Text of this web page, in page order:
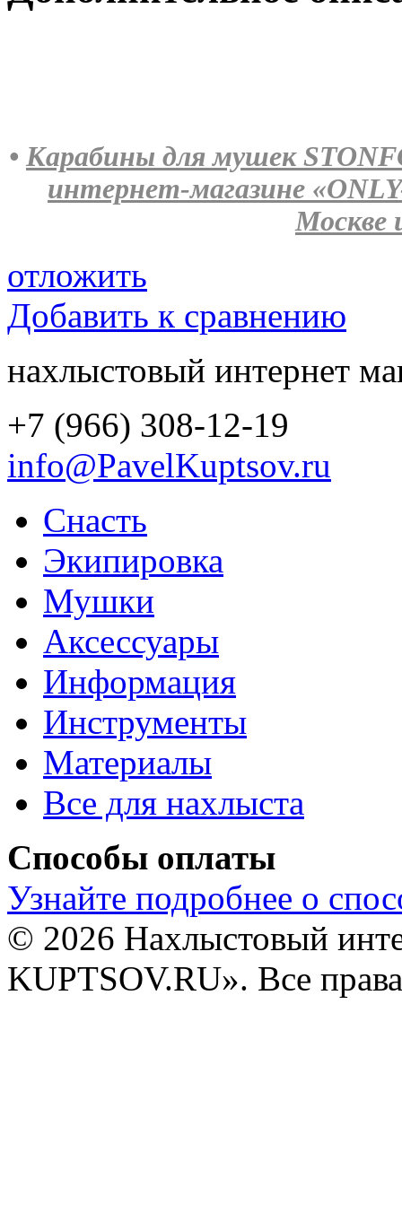
• Карабины для мушек
интернет-магазине
Москве
отложить
Добавить к сравнению
нахлыстовый интернет
+7 (966) 308-12-19
info@PavelKuptsov.ru
Снасть
Экипировка
Мушки
Аксессуары
Информация
Инструменты
Материалы
Все для нахлыста
Способы оплаты
Узнайте подробнее о
© 2026 Нахлыстовый
KUPTSOV.RU». Все